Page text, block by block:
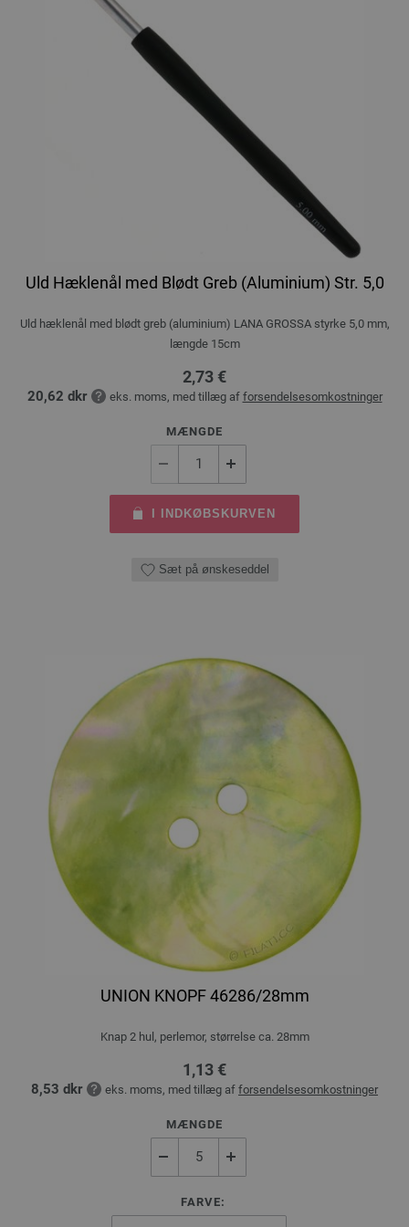
Uld Hæklenål med Blødt Greb (Aluminium) Str. 5,0
Uld hæklenål med blødt greb (aluminium) LANA GROSSA styrke 5,0 mm,
længde 15cm
2,73 €
20,62 dkr eks. moms, med tillæg af forsendelsesomkostninger
MÆNGDE
I INDKØBSKURVEN
Sæt på ønskeseddel
UNION KNOPF 46286/28mm
Knap 2 hul, perlemor, størrelse ca. 28mm
1,13 €
8,53 dkr eks. moms, med tillæg af forsendelsesomkostninger
MÆNGDE
FARVE: